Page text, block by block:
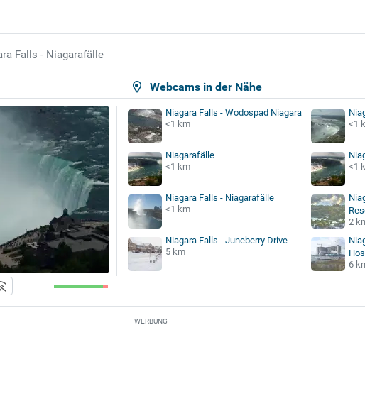
Falls - Niagarafälle
Webcams in der Nähe
Niagara Falls - Wodospad Niagara
<1 km
<1
Niagarafälle
<1 km
<1
Niagara Falls - Niagarafälle
<1 km
2
Niagara Falls - Juneberry Drive
5 km
6
WERBUNG